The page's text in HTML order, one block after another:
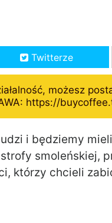
Twitterze
możesz
https://
i będziemy
smoleńskiej,
którzy chcieli